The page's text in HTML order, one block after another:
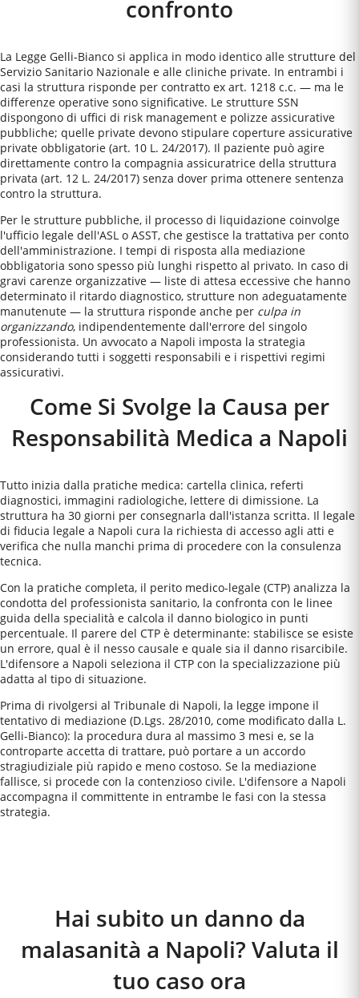
confronto
La Legge Gelli-Bianco si applica in modo identico alle strutture del
Servizio Sanitario Nazionale e alle cliniche private. In entrambi i
casi la struttura risponde per contratto ex art. 1218 c.c. — ma le
differenze operative sono significative. Le strutture SSN
dispongono di uffici di risk management e polizze assicurative
pubbliche; quelle private devono stipulare coperture assicurative
private obbligatorie (art. 10 L. 24/2017). Il paziente può agire
direttamente contro la compagnia assicuratrice della struttura
privata (art. 12 L. 24/2017) senza dover prima ottenere sentenza
contro la struttura.
Per le strutture pubbliche, il processo di liquidazione coinvolge
l'ufficio legale dell'ASL o ASST, che gestisce la trattativa per conto
dell'amministrazione. I tempi di risposta alla mediazione
obbligatoria sono spesso più lunghi rispetto al privato. In caso di
gravi carenze organizzative — liste di attesa eccessive che hanno
determinato il ritardo diagnostico, strutture non adeguatamente
manutenute — la struttura risponde anche per culpa in
organizzando, indipendentemente dall'errore del singolo
professionista. Un avvocato a Napoli imposta la strategia
considerando tutti i soggetti responsabili e i rispettivi regimi
assicurativi.
Come Si Svolge la Causa per
Responsabilità Medica a Napoli
Tutto inizia dalla pratiche medica: cartella clinica, referti
diagnostici, immagini radiologiche, lettere di dimissione. La
struttura ha 30 giorni per consegnarla dall'istanza scritta. Il legale
di fiducia legale a Napoli cura la richiesta di accesso agli atti e
verifica che nulla manchi prima di procedere con la consulenza
tecnica.
Con la pratiche completa, il perito medico-legale (CTP) analizza la
condotta del professionista sanitario, la confronta con le linee
guida della specialità e calcola il danno biologico in punti
percentuale. Il parere del CTP è determinante: stabilisce se esiste
un errore, qual è il nesso causale e quale sia il danno risarcibile.
L'difensore a Napoli seleziona il CTP con la specializzazione più
adatta al tipo di situazione.
Prima di rivolgersi al Tribunale di Napoli, la legge impone il
tentativo di mediazione (D.Lgs. 28/2010, come modificato dalla L.
Gelli-Bianco): la procedura dura al massimo 3 mesi e, se la
controparte accetta di trattare, può portare a un accordo
stragiudiziale più rapido e meno costoso. Se la mediazione
fallisce, si procede con la contenzioso civile. L'difensore a Napoli
accompagna il committente in entrambe le fasi con la stessa
strategia.
Hai subito un danno da
malasanità a Napoli? Valuta il
tuo caso ora